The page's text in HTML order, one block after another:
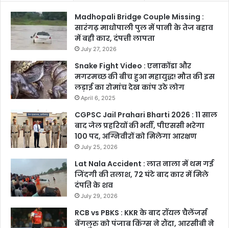
Madhopali Bridge Couple Missing :
सारंगढ़ माधोपाली पुल में पानी के तेज बहाव
में बही कार, दंपत्ती लापता
July 27, 2026
Snake Fight Video : एनाकोंडा और
मगरमच्छ की बीच हुआ महायुद्ध! मौत की इस
लड़ाई का रोमांच देख कांप उठे लोग
April 6, 2025
CGPSC Jail Prahari Bharti 2026 : 11 साल
बाद जेल प्रहरियों की भर्ती, पीएससी भरेगा
100 पद, अग्निवीरों को मिलेगा आरक्षण
July 25, 2026
Lat Nala Accident : लात नाला में थम गई
जिंदगी की तलाश, 72 घंटे बाद कार में मिले
दंपति के शव
July 29, 2026
RCB vs PBKS : KKR के बाद रॉयल चैलेंजर्स
बेंगलुरु को पंजाब किंग्स ने रौंदा, आरसीबी ने